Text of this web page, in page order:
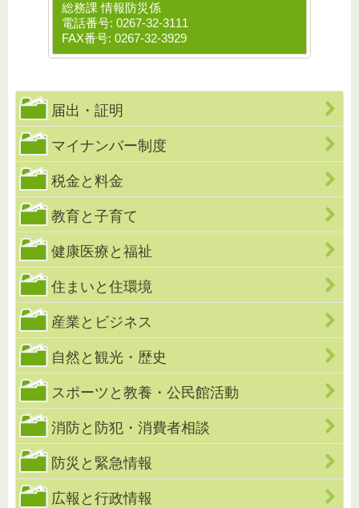
総務課 情報防災係
電話番号: 0267-32-3111
FAX番号: 0267-32-3929
届出・証明
マイナンバー制度
税金と料金
教育と子育て
健康医療と福祉
住まいと住環境
産業とビジネス
自然と観光・歴史
スポーツと教養・公民館活動
消防と防犯・消費者相談
防災と緊急情報
広報と行政情報